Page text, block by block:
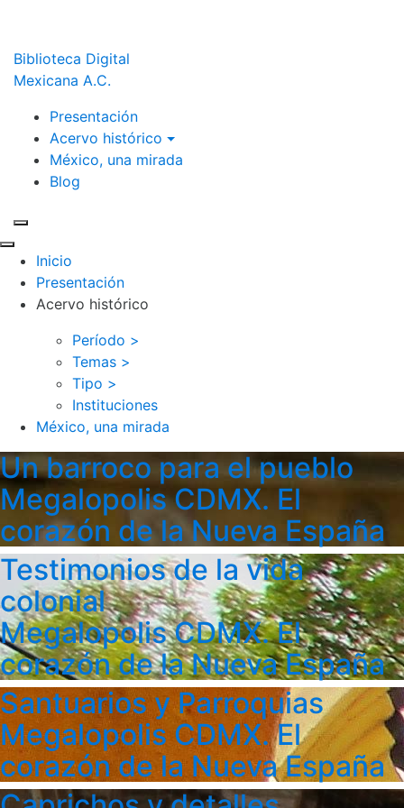
Biblioteca Digital
Mexicana A.C.
Presentación
Acervo histórico
México, una mirada
Blog
Inicio
Presentación
Acervo histórico
Período >
Temas >
Tipo >
Instituciones
México, una mirada
Un barroco para el pueblo
Megalopolis CDMX. El
corazón de la Nueva España
Testimonios de la vida
colonial
Megalopolis CDMX. El
corazón de la Nueva España
Santuarios y Parroquias
Megalopolis CDMX. El
corazón de la Nueva España